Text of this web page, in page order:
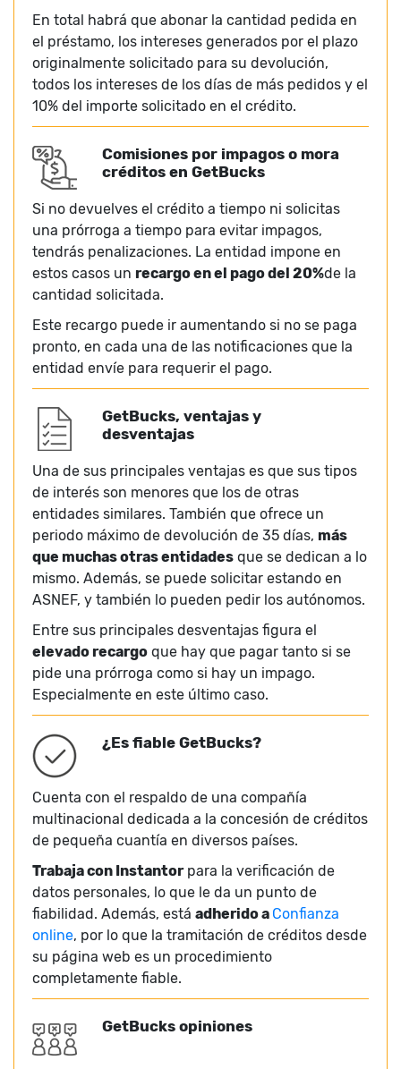
En total habrá que abonar la cantidad pedida en
el préstamo, los intereses generados por el plazo
originalmente solicitado para su devolución,
todos los intereses de los días de más pedidos y el
10% del importe solicitado en el crédito.
Comisiones por impagos o mora
créditos en GetBucks
Si no devuelves el crédito a tiempo ni solicitas
una prórroga a tiempo para evitar impagos,
tendrás penalizaciones. La entidad impone en
estos casos un recargo en el pago del 20%de la
cantidad solicitada.
Este recargo puede ir aumentando si no se paga
pronto, en cada una de las notificaciones que la
entidad envíe para requerir el pago.
GetBucks, ventajas y
desventajas
Una de sus principales ventajas es que sus tipos
de interés son menores que los de otras
entidades similares. También que ofrece un
periodo máximo de devolución de 35 días, más
que muchas otras entidades que se dedican a lo
mismo. Además, se puede solicitar estando en
ASNEF, y también lo pueden pedir los autónomos.
Entre sus principales desventajas figura el
elevado recargo que hay que pagar tanto si se
pide una prórroga como si hay un impago.
Especialmente en este último caso.
¿Es fiable GetBucks?
Cuenta con el respaldo de una compañía
multinacional dedicada a la concesión de créditos
de pequeña cuantía en diversos países.
Trabaja con Instantorpara la verificación de
datos personales, lo que le da un punto de
fiabilidad. Además, está adherido a Confianza
online, por lo que la tramitación de créditos desde
su página web es un procedimiento
completamente fiable.
GetBucks opiniones